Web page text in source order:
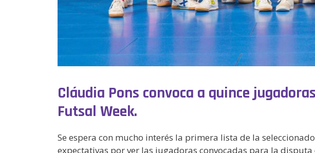
Cláudia Pons convoca a quince
Futsal Week.
Se espera con mucho interés la primera lista de la
expectativas por ver las jugadoras convocadas para la